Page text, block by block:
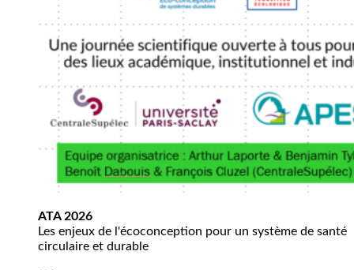
ATA 2026
Les enjeux de l'écoconception pour un système de santé
circulaire et durable